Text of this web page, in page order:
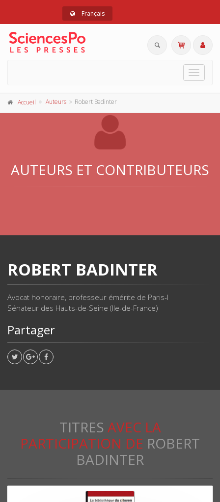
Français
Toggle
Accueil Auteurs Robert Badinter
AUTEURS ET CONTRIBUTEURS
ROBERT BADINTER
Avocat honoraire, professeur émérite de Paris-I
Sénateur des Hauts-de-Seine (Ile-de-France)
Partager
TITRES AVEC LA
PARTICIPATION DE ROBERT
BADINTER